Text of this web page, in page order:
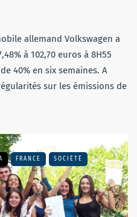
allemand Volkswagen a
à 102,70 euros à 8H55
40% en six semaines. A
sur les émissions de
FRANCE SOCIÉTÉ